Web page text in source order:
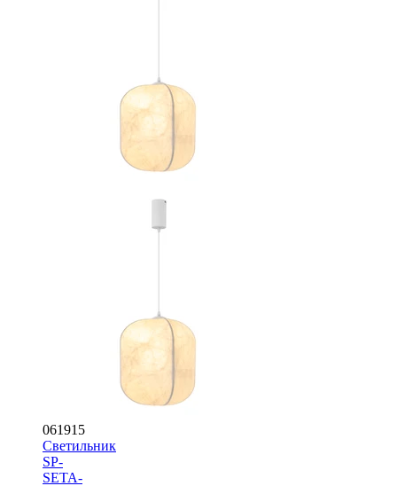
061915
Светильник
SP-
SETA-